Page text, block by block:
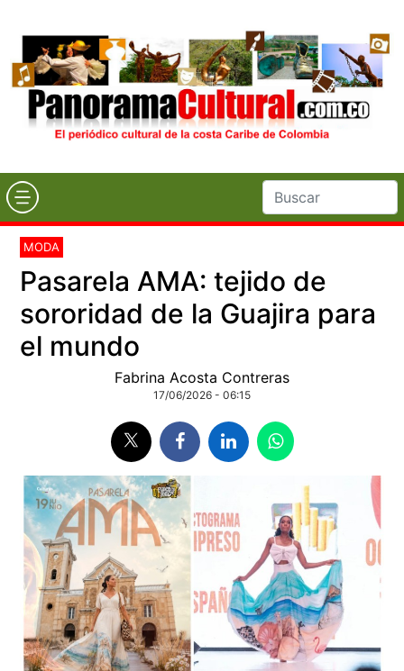
MODA
Pasarela AMA: tejido de
sororidad de la Guajira para
el mundo
Fabrina Acosta Contreras
17/06/2026 - 06:15